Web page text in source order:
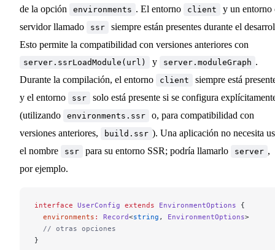
de la opción
environments . El entorno client
y un entorno
servidor llamado
ssr
siempre están presentes durante el
Esto permite la compatibilidad con versiones anteriores con
server.ssrLoadModule(url) y server.moduleGraph .
Durante la compilación, el entorno
client
siempre está
y el entorno
ssr
solo está presente si se configura
(utilizando
environments.ssr
o, para compatibilidad con
versiones anteriores,
build.ssr ). Una aplicación no necesita
el nombre
ssr para su entorno SSR; podría llamarlo server ,
por ejemplo.
interface UserConfig extends EnvironmentOptions {
  environments
: Record<string , EnvironmentOptions>
  // otras opciones
}